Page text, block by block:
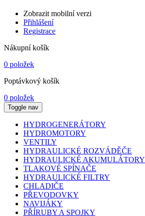
Zobrazit mobilní verzi
Přihlášení
Registrace
Nákupní košík
0 položek
Poptávkový košík
0 položek
Toggle nav
HYDROGENERÁTORY
HYDROMOTORY
VENTILY
HYDRAULICKÉ ROZVÁDĚČE
HYDRAULICKÉ AKUMULÁTORY
TLAKOVÉ SPÍNAČE
HYDRAULICKÉ FILTRY
CHLADIČE
PŘEVODOVKY
NAVIJÁKY
PŘÍRUBY A SPOJKY